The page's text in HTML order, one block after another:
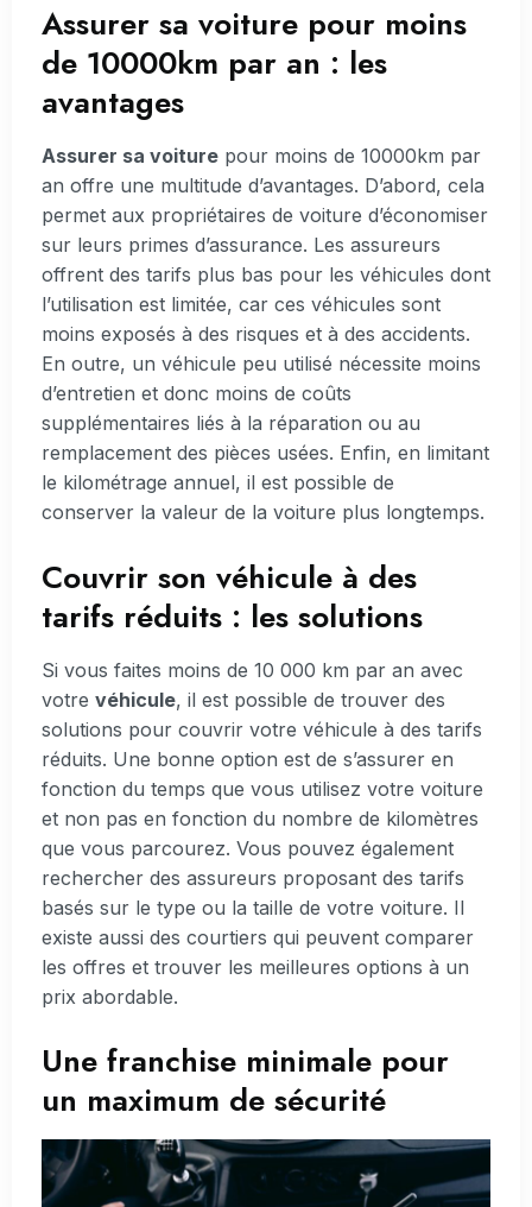
Assurer sa voiture pour moins
de 10000km par an : les
avantages
Assurer sa voiture pour moins de 10000km par
an offre une multitude d’avantages. D’abord, cela
permet aux propriétaires de voiture d’économiser
sur leurs primes d’assurance. Les assureurs
offrent des tarifs plus bas pour les véhicules dont
l’utilisation est limitée, car ces véhicules sont
moins exposés à des risques et à des accidents.
En outre, un véhicule peu utilisé nécessite moins
d’entretien et donc moins de coûts
supplémentaires liés à la réparation ou au
remplacement des pièces usées. Enfin, en limitant
le kilométrage annuel, il est possible de
conserver la valeur de la voiture plus longtemps.
Couvrir son véhicule à des
tarifs réduits : les solutions
Si vous faites moins de 10 000 km par an avec
votre véhicule, il est possible de trouver des
solutions pour couvrir votre véhicule à des tarifs
réduits. Une bonne option est de s’assurer en
fonction du temps que vous utilisez votre voiture
et non pas en fonction du nombre de kilomètres
que vous parcourez. Vous pouvez également
rechercher des assureurs proposant des tarifs
basés sur le type ou la taille de votre voiture. Il
existe aussi des courtiers qui peuvent comparer
les offres et trouver les meilleures options à un
prix abordable.
Une franchise minimale pour
un maximum de sécurité